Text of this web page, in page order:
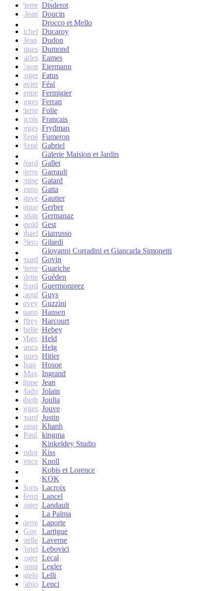
Pierre Disderot
André-Jean Doucin
Drocco et Mello
Michel Ducaroy
Jean
Dudon
Jacques Dumond
Charles Eames
Egon Eiermann
Roger Fatus
Xavier Féal
Etienne Fermigier
Georges Ferran
Pierre Folie
François Français
Georges Frydman
René Fumeron
René Gabriel
Galerie Maision et Jardin
Gérard Gallet
Jean-pierre Garrault
Denise Gatard
Bruno Gatta
Gustave Gautier
Monique Gerber
Christian Germanaz
Léopold Gest
Raphael Giarrusso
Piero Gilardi
Giovanni Corradini et Giancarla Simonetti
Bernard Govin
Pierre Guariche
Colette Guéden
Gérard Guermonprez
Raoul Guys
Harvey Guzzini
Lehmann Hansen
Geoffrey Harcourt
Isabelle Hebey
Marc Held
Franca Helg
Jacques Hitier
Isao
Hosoe
Max Ingrand
Philippe Jean
Mado Jolain
Elisabeth Joulia
Georges Jouve
Bernard Justin
Quasar Khanh
Paul
kingma
Kinkeldey Studio
Sandor Kiss
Florence Knoll
Kobis et Lorence
KOK
Jean-Boris Lacroix
Henri Lancel
Roger Landault
La Palma
Jean-pierre Laporte
Guy Lartigue
et Estelle Laverne
Yonel Lebovici
Roger Lecal
Giovanni Legler
Angelo Lelli
Fabio Lenci